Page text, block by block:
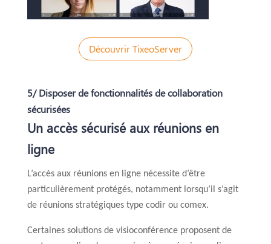
Découvrir TixeoServer
5/ Disposer de fonctionnalités de collaboration
sécurisées
Un accès sécurisé aux réunions en
ligne
L’accès aux réunions en ligne nécessite d’être
particulièrement protégés, notamment lorsqu’il s’agit
de réunions stratégiques type codir ou comex.
Certaines solutions de visioconférence proposent de